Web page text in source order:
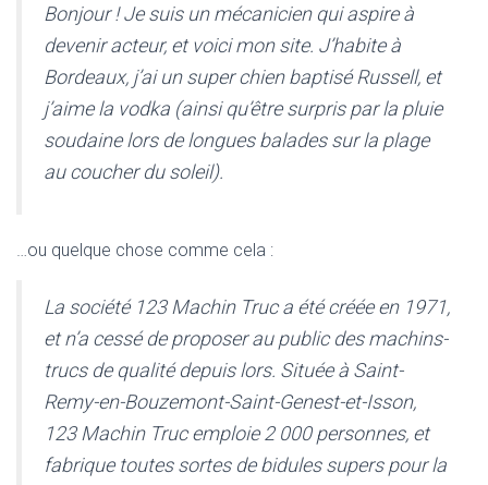
Bonjour ! Je suis un mécanicien qui aspire à
devenir acteur, et voici mon site. J’habite à
Bordeaux, j’ai un super chien baptisé Russell, et
j’aime la vodka (ainsi qu’être surpris par la pluie
soudaine lors de longues balades sur la plage
au coucher du soleil).
…ou quelque chose comme cela :
La société 123 Machin Truc a été créée en 1971,
et n’a cessé de proposer au public des machins-
trucs de qualité depuis lors. Située à Saint-
Remy-en-Bouzemont-Saint-Genest-et-Isson,
123 Machin Truc emploie 2 000 personnes, et
fabrique toutes sortes de bidules supers pour la